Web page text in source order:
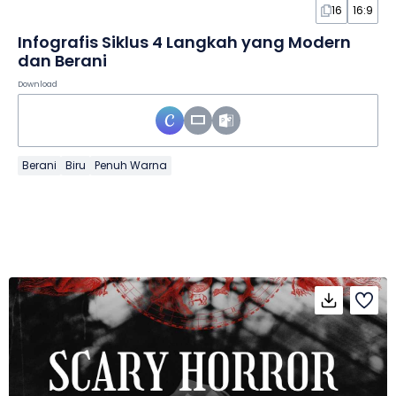
16 16:9
Infografis Siklus 4 Langkah yang Modern
dan Berani
Download
Berani Biru Penuh Warna